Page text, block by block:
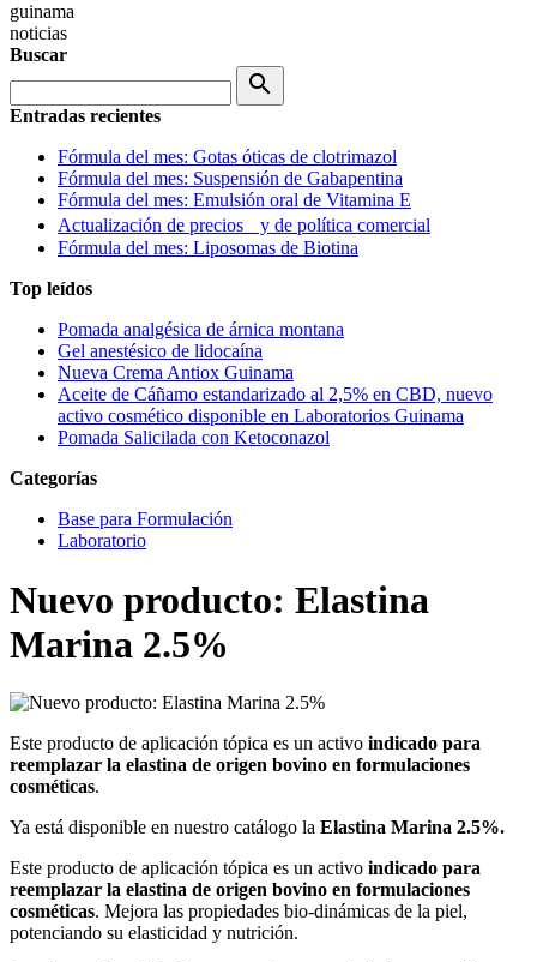
guinama
noticias
Buscar
search
Entradas recientes
Fórmula del mes: Gotas óticas de clotrimazol
Fórmula del mes: Suspensión de Gabapentina
Fórmula del mes: Emulsión oral de Vitamina E
Actualización de precios y de política comercial
Fórmula del mes: Liposomas de Biotina
Top leídos
Pomada analgésica de árnica montana
Gel anestésico de lidocaína
Nueva Crema Antiox Guinama
Aceite de Cáñamo estandarizado al 2,5% en CBD, nuevo
activo cosmético disponible en Laboratorios Guinama
Pomada Salicilada con Ketoconazol
Categorías
Base para Formulación
Laboratorio
Nuevo producto: Elastina
Marina 2.5%
Este producto de aplicación tópica es un activo indicado para
reemplazar la elastina de origen bovino en formulaciones
cosméticas.
Ya está disponible en nuestro catálogo la Elastina Marina 2.5%.
Este producto de aplicación tópica es un activo indicado para
reemplazar la elastina de origen bovino en formulaciones
cosméticas. Mejora las propiedades bio-dinámicas de la piel,
potenciando su elasticidad y nutrición.